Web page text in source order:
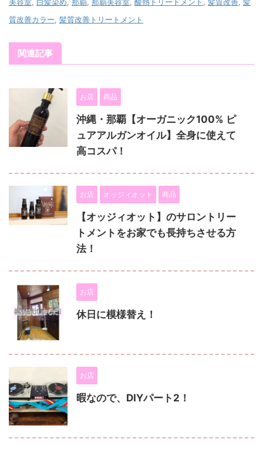
質改善カラー 髪質改善トリートメント
関連記事
お店 商品
沖縄・那覇【オーガニック100% ピ
ュアアルガンオイル】全身に使えて
高コスパ！
お店 オッジィオット 商品
【オッジィオット】のサロントリー
トメントをお家でも長持ちさせる方
法！
お店
休日に模様替え！
お店
暇なので、DIYパート2！